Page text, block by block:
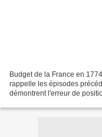
Budget de la France en
rappelle les épisodes
démontrent l'erreur de